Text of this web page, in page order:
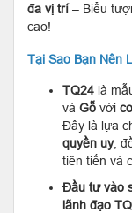
đa vị trí – Biểu
cao!
Tại Sao Bạn Nên
TQ24 là
và Gỗ với
Đây là lựa
quyền uy,
tiên tiến và
Đầu tư vào
lãnh đạo